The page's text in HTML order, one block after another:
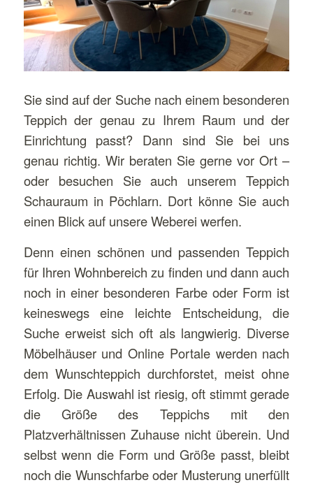
Sie sind auf der Suche nach einem besonderen
Teppich der genau zu Ihrem Raum und der
Einrichtung passt? Dann sind Sie bei uns
genau richtig. Wir beraten Sie gerne vor Ort –
oder besuchen Sie auch unserem Teppich
Schauraum in Pöchlarn. Dort könne Sie auch
einen Blick auf unsere Weberei werfen.
Denn einen schönen und passenden Teppich
für Ihren Wohnbereich zu finden und dann auch
noch in einer besonderen Farbe oder Form ist
keineswegs eine leichte Entscheidung, die
Suche erweist sich oft als langwierig. Diverse
Möbelhäuser und Online Portale werden nach
dem Wunschteppich durchforstet, meist ohne
Erfolg. Die Auswahl ist riesig, oft stimmt gerade
die Größe des Teppichs mit den
Platzverhältnissen Zuhause nicht überein. Und
selbst wenn die Form und Größe passt, bleibt
noch die Wunschfarbe oder Musterung unerfüllt